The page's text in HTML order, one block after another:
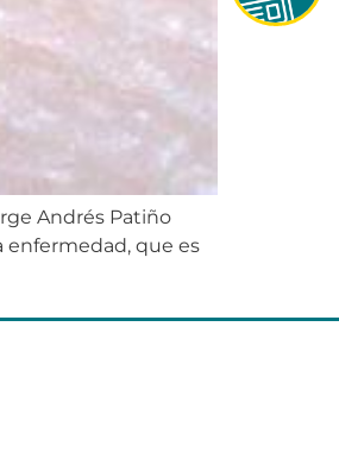
Andrés Patiño
enfermedad, que es